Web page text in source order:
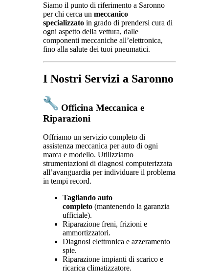
Siamo il punto di riferimento a Saronno
per chi cerca un meccanico
specializzato in grado di prendersi cura di
ogni aspetto della vettura, dalle
componenti meccaniche all’elettronica,
fino alla salute dei tuoi pneumatici.
I Nostri Servizi a Saronno
Officina Meccanica e
Riparazioni
Offriamo un servizio completo di
assistenza meccanica per auto di ogni
marca e modello. Utilizziamo
strumentazioni di diagnosi computerizzata
all’avanguardia per individuare il problema
in tempi record.
Tagliando auto
completo (mantenendo la garanzia
ufficiale).
Riparazione freni, frizioni e
ammortizzatori.
Diagnosi elettronica e azzeramento
spie.
Riparazione impianti di scarico e
ricarica climatizzatore.